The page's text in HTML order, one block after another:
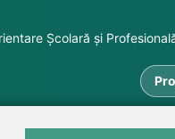
Școlară și